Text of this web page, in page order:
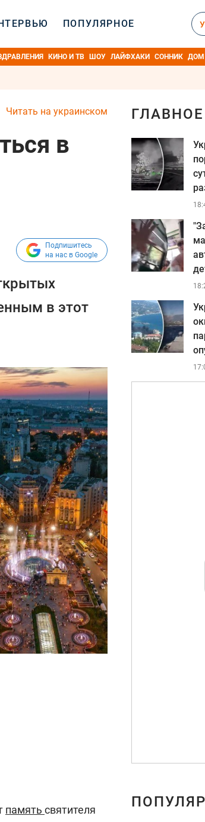
ПОПУЛЯРНОЕ
КИНО И ТВ ШОУ ЛАЙФХАКИ СОННИК ДОМ
Читать на украинском
в
Подпишитесь
на нас в Google
в этот
память святителя